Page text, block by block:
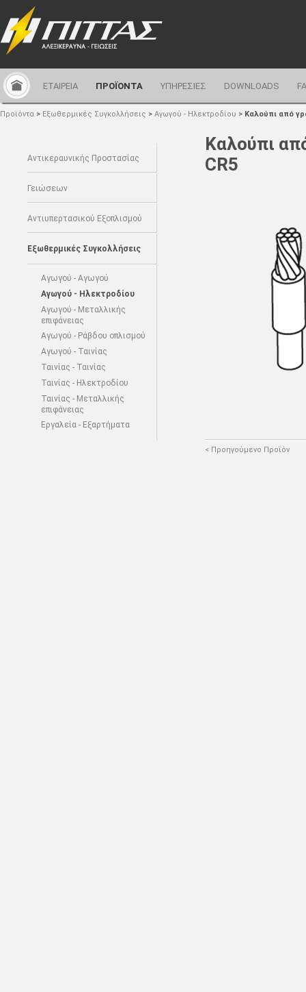
ΕΤΑΙΡΕΙΑ ΠΡΟΪΟΝΤΑ ΥΠΗΡΕΣΙΕΣ DOWNLOADS
Προϊόντα > Εξωθερμικές Συγκολλήσεις > Αγωγού - Ηλεκτροδίου > Καλούπι από
Αντικεραυνικής Προστασίας
Γειώσεων
Αντιυπερτασικού Εξοπλισμού
Εξωθερμικές Συγκολλήσεις
Αγωγού - Αγωγού
Αγωγού - Ηλεκτροδίου
Αγωγού - Μεταλλικής
επιφάνειας
Αγωγού - Ράβδου οπλισμού
Αγωγού - Ταινίας
Ταινίας - Ταινίας
Ταινίας - Ηλεκτροδίου
Ταινίας - Μεταλλικής
επιφάνειας
Εργαλεία - Εξαρτήματα
Καλούπι
CR5
< Προηγούμενο Προϊόν